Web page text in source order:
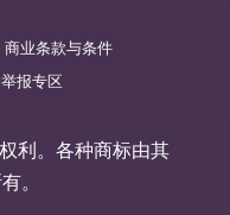
商业条款与条件
报专区
利。各种商标由其
。